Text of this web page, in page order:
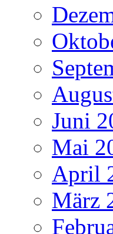
Juni
Mai
April
März